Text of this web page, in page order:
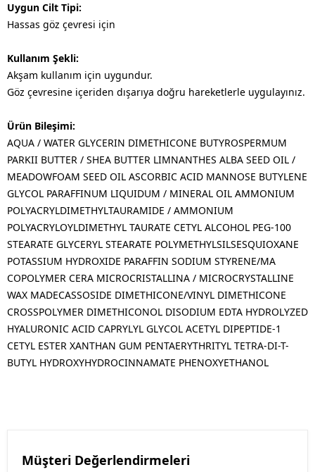
Uygun Cilt Tipi:
Hassas göz çevresi için
Kullanım Şekli:
Akşam kullanım için uygundur.
Göz çevresine içeriden dışarıya doğru hareketlerle uygulayınız.
Ürün Bileşimi:
AQUA / WATER GLYCERIN DIMETHICONE BUTYROSPERMUM
PARKII BUTTER / SHEA BUTTER LIMNANTHES ALBA SEED OIL /
MEADOWFOAM SEED OIL ASCORBIC ACID MANNOSE BUTYLENE
GLYCOL PARAFFINUM LIQUIDUM / MINERAL OIL AMMONIUM
POLYACRYLDIMETHYLTAURAMIDE / AMMONIUM
POLYACRYLOYLDIMETHYL TAURATE CETYL ALCOHOL PEG-100
STEARATE GLYCERYL STEARATE POLYMETHYLSILSESQUIOXANE
POTASSIUM HYDROXIDE PARAFFIN SODIUM STYRENE/MA
COPOLYMER CERA MICROCRISTALLINA / MICROCRYSTALLINE
WAX MADECASSOSIDE DIMETHICONE/VINYL DIMETHICONE
CROSSPOLYMER DIMETHICONOL DISODIUM EDTA HYDROLYZED
HYALURONIC ACID CAPRYLYL GLYCOL ACETYL DIPEPTIDE-1
CETYL ESTER XANTHAN GUM PENTAERYTHRITYL TETRA-DI-T-
BUTYL HYDROXYHYDROCINNAMATE PHENOXYETHANOL
Müşteri Değerlendirmeleri